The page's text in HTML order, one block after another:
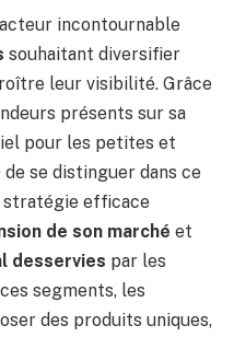
incontournable
souhaitant diversifier
leur visibilité. Grâce
présents sur sa
pour les petites et
se distinguer dans ce
stratégie efficace
de son marché et
desservies par les
segments, les
des produits uniques,